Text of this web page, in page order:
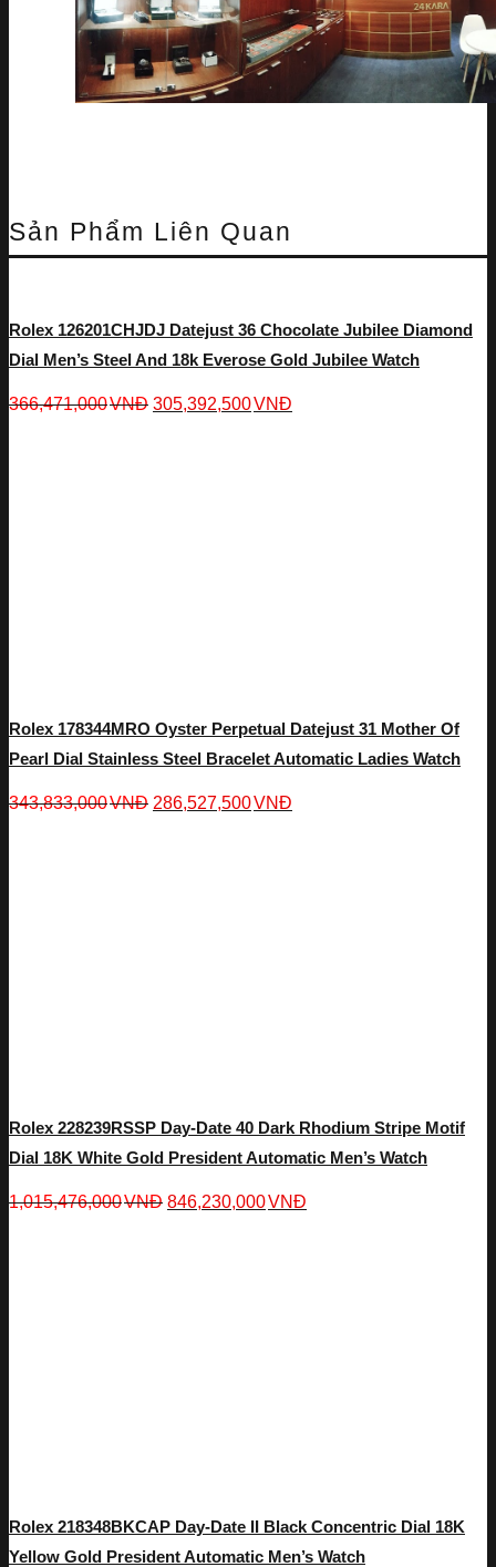
Sản Phẩm Liên Quan
Rolex 126201CHJDJ Datejust 36 Chocolate Jubilee Diamond
Dial Men’s Steel And 18k Everose Gold Jubilee Watch
366,471,000VNĐ 305,392,500VNĐ
Rolex 178344MRO Oyster Perpetual Datejust 31 Mother Of
Pearl Dial Stainless Steel Bracelet Automatic Ladies Watch
343,833,000VNĐ 286,527,500VNĐ
Rolex 228239RSSP Day-Date 40 Dark Rhodium Stripe Motif
Dial 18K White Gold President Automatic Men’s Watch
1,015,476,000VNĐ 846,230,000VNĐ
Rolex 218348BKCAP Day-Date II Black Concentric Dial 18K
Yellow Gold President Automatic Men’s Watch